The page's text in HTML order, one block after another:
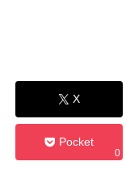
X
Pocket
0